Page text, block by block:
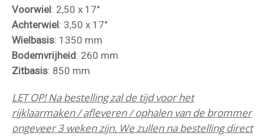
Voorwiel: 2,50 x 17"
Achterwiel: 3,50 x 17"
Wielbasis: 1350 mm
Bodemvrijheid: 260 mm
Zitbasis: 850 mm
LET OP! Na bestelling zal de tijd voor het
rijklaarmaken / afleveren / ophalen van de brommer
ongeveer 3 weken zijn. We zullen na bestelling direct